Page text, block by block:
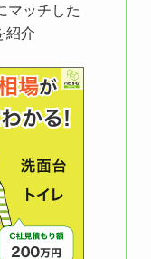
マッチした
紹介